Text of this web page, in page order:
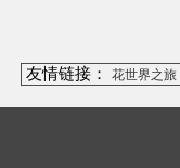
友情链接： 花世界之旅